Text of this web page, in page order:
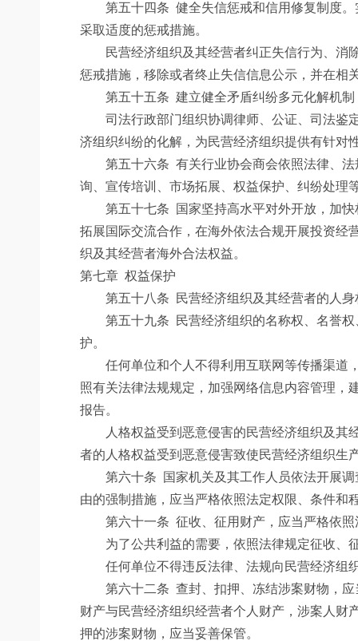
第五十四条 健全失信惩戒和信用修复制度
采取适度的惩戒措施。
民营经济组织及其经营者纠正失信行为、消除
惩戒措施，移除或者终止失信信息公示，并在相
第五十五条 建立健全矛盾纠纷多元化解机
司法行政部门组织协调律师、公证、司法鉴定
济组织纠纷的化解，为民营经济组织提供有针对
第五十六条 有关行业协会商会依照法律、
询、宣传培训、市场拓展、权益保护、纠纷处理
第五十七条 国家坚持高水平对外开放，加
拓展国际交流合作，在海外依法合规开展投资经
织及其经营者海外合法权益。
第七章 权益保护
第五十八条 民营经济组织及其经营者的人
第五十九条 民营经济组织的名称权、名誉
护。
任何单位和个人不得利用互联网等传播渠道，
照有关法律法规规定，加强网络信息内容管理，
报告。
人格权益受到恶意侵害的民营经济组织及其经
者的人格权益受到恶意侵害致使民营经济组织生
第六十条 国家机关及其工作人员依法开展
由的强制措施，应当严格依照法定权限、条件和
第六十一条 征收、征用财产，应当严格依
为了公共利益的需要，依照法律规定征收、
任何单位不得违反法律、法规向民营经济组织
第六十二条 查封、扣押、冻结涉案财物，
财产与民营经济组织经营者个人财产，涉案人财
押的涉案财物，应当妥善保管。